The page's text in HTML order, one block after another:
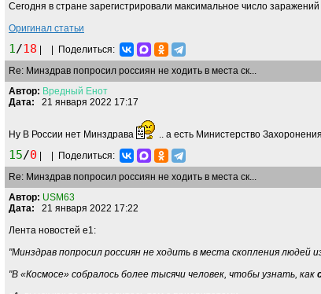
Сегодня в стране зарегистрировали максимальное число заражений
Оригинал статьи
1/18
Поделиться:
Re: Минздрав попросил россиян не ходить в места ск...
Автор: Вредный Енот
Дата: 21 января 2022 17:17
Ну В России нет Минздрава .. а есть Министерство
15/0
Поделиться:
Re: Минздрав попросил россиян не ходить в места ск...
Автор: USM63
Дата: 21 января 2022 17:22
Лента новостей е1:
"Минздрав попросил россиян не ходить в места скопления людей
"В «Космосе» собралось более тысячи человек, чтобы узнать, как